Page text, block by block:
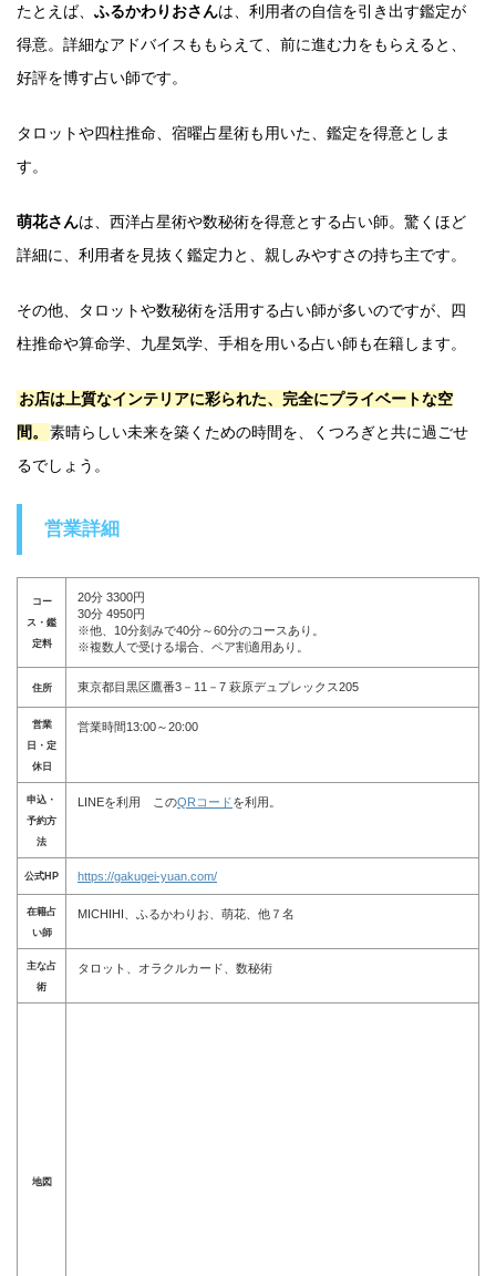
たとえば、 ふるかわりおさんは、利用者の自信を引き出す鑑定が
得意。詳細なアドバイスももらえて、前に進む力をもらえると、
好評を博す占い師です。
タロットや四柱推命、宿曜占星術も用いた、鑑定を得意としま
す。
萌花さんは、西洋占星術や数秘術を得意とする占い師。驚くほど
詳細に、利用者を見抜く鑑定力と、親しみやすさの持ち主です。
その他、タロットや数秘術を活用する占い師が多いのですが、四
柱推命や算命学、九星気学、手相を用いる占い師も在籍します。
お店は上質なインテリアに彩られた、完全にプライベートな空
間。
素晴らしい未来を築くための時間を、くつろぎと共に過ごせ
るでしょう。
営業詳細
コー
ス・鑑
定料
20分 3300円
30分 4950円
※他、10分刻みで40分～60分のコースあり。
※複数人で受ける場合、ペア割適用あり。
住所 東京都目黒区鷹番3－11－7 萩原デュプレックス205
営業
日・定
休日
営業時間13:00～20:00
申込・
予約方
法
LINEを利用 このQRコードを利用。
公式HP https://gakugei-yuan.com/
在籍占
い師
MICHIHI、ふるかわりお、萌花、他７名
主な占
術
タロット、オラクルカード、数秘術
地図